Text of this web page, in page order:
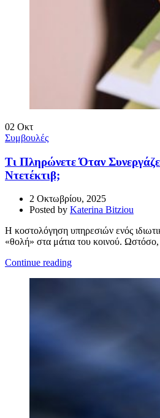
02 Οκτ
Συμβουλές
Τι Πληρώνετε Όταν
Ντετέκτιβ;
2 Οκτωβρίου, 2025
Posted by Katerina Bitziou
Η κοστολόγηση υπηρεσιών ενός
«θολή» στα μάτια του κοινού.
Continue reading